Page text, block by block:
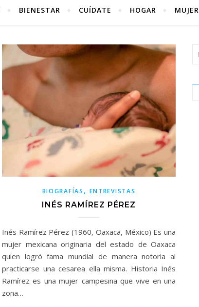
BIENESTAR CUÍDATE HOGAR MUJER
BIOGRAFÍAS , ENTREVISTAS
INÉS RAMÍREZ PÉREZ
Inés Ramírez Pérez (1960, Oaxaca, México) Es una
mujer mexicana originaria del estado de Oaxaca
quien logró fama mundial de manera notoria al
practicarse una cesarea ella misma. Historia Inés
Ramírez es una mujer campesina que vive en una
zona…